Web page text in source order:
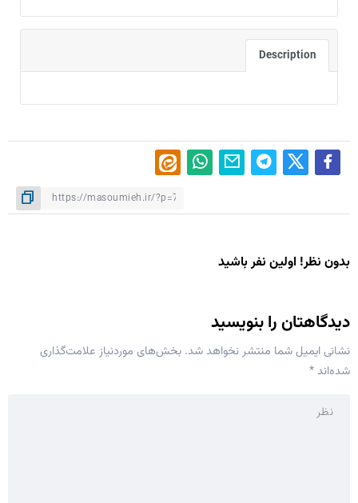
Description
بدون نظر! اولین نفر باشید
دیدگاهتان را بنویسید
نشانی ایمیل شما منتشر نخواهد شد. بخش‌های موردنیاز علامت‌گذاری
شده‌اند*